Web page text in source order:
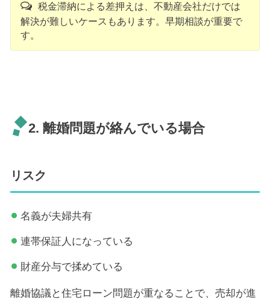
税金滞納による差押えは、不動産会社だけでは
解決が難しいケースもあります。早期相談が重要で
す。
2. 離婚問題が絡んでいる場合
リスク
名義が夫婦共有
連帯保証人になっている
財産分与で揉めている
離婚協議と住宅ローン問題が重なることで、売却が進